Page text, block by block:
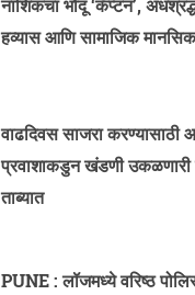
नाशिकचा भोंदू ‘कॅप्टन’,
हव्यास आणि सामाजिक
वाढदिवस साजरा करण्यासाठी
प्रवाशाकडुन खंडणी उकळणारी
ताब्यात
PUNE : लॉजमध्ये वरिष्ठ